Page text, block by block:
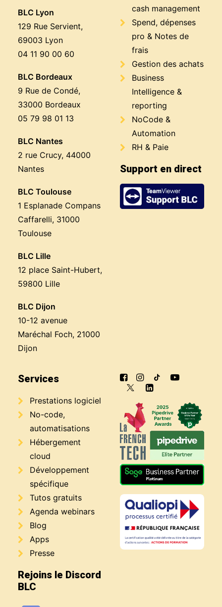
BLC Lyon
129 Rue Servient,
69003 Lyon
04 11 90 00 60
BLC Bordeaux
9 Rue de Condé,
33000 Bordeaux
05 79 98 01 13
BLC Nantes
2 rue Crucy, 44000
Nantes
BLC Toulouse
1 Esplanade Compans
Caffarelli, 31000
Toulouse
BLC Lille
12 place Saint-Hubert,
59800 Lille
BLC Dijon
10-12 avenue
Maréchal Foch, 21000
Dijon
cash management
Spend, dépenses
pro & Notes de
frais
Gestion des achats
Business
Intelligence &
reporting
NoCode &
Automation
RH & Paie
Support en direct
Services
Prestations logiciel
No-code,
automatisations
Hébergement
cloud
Développement
spécifique
Tutos gratuits
Agenda webinars
Blog
Apps
Presse
Rejoins le Discord
BLC